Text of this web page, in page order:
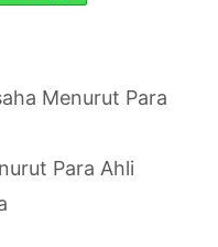
Menurut Para
Para Ahli